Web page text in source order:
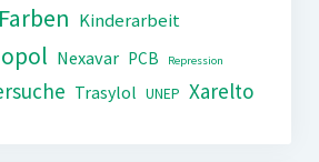
Kinderarbeit
Nexavar PCB Repression
Trasylol UNEP Xarelto